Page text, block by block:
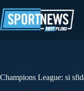
al
contenuto
Champions League: si